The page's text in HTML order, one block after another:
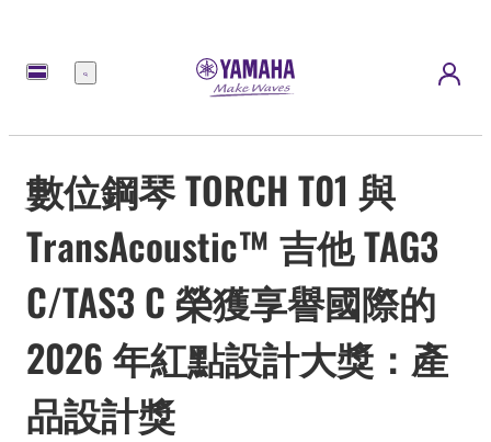
選
數位鋼琴 TORCH T01 與
TransAcoustic™ 吉他 TAG3
C/TAS3 C 榮獲享譽國際的
2026 年紅點設計大獎：產
品設計獎